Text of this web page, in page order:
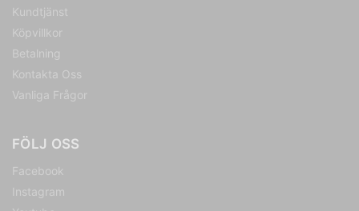
Kundtjänst
Köpvillkor
Betalning
Kontakta Oss
Vanliga Frågor
FÖLJ OSS
Facebook
Instagram